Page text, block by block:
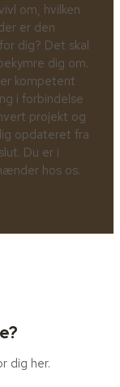
om, hvilken
er den
dig? Det skal
dig om.
kompetent
i forbindelse
projekt og
opdateret fra
Du er i
hos os.
dig her.